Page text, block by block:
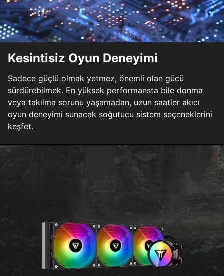
Kesintisiz Oyun Deneyimi
Sadece güçlü olmak yetmez, önemli olan gücü
sürdürebilmek. En yüksek performansta bile donma
veya takılma sorunu yaşamadan, uzun saatler akıcı
oyun deneyimi sunacak soğutucu sistem seçeneklerini
keşfet.